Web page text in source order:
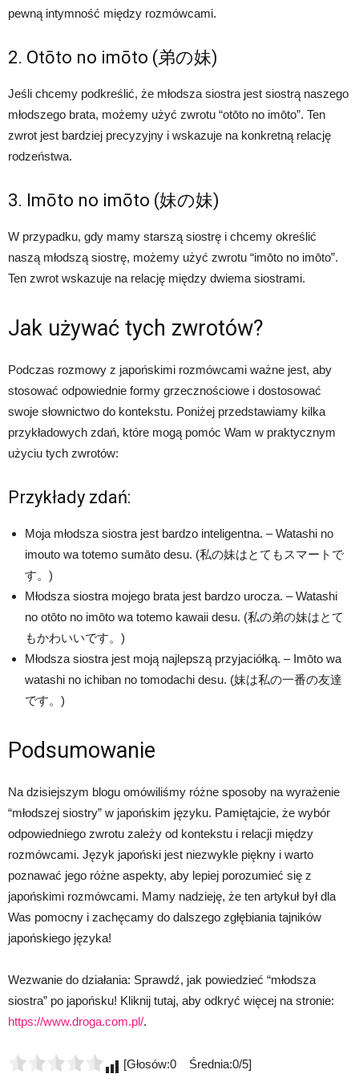
pewną intymność między rozmówcami.
2. Otōto no imōto (弟の妹)
Jeśli chcemy podkreślić, że młodsza siostra jest siostrą naszego
młodszego brata, możemy użyć zwrotu “otōto no imōto”. Ten
zwrot jest bardziej precyzyjny i wskazuje na konkretną relację
rodzeństwa.
3. Imōto no imōto (妹の妹)
W przypadku, gdy mamy starszą siostrę i chcemy określić
naszą młodszą siostrę, możemy użyć zwrotu “imōto no imōto”.
Ten zwrot wskazuje na relację między dwiema siostrami.
Jak używać tych zwrotów?
Podczas rozmowy z japońskimi rozmówcami ważne jest, aby
stosować odpowiednie formy grzecznościowe i dostosować
swoje słownictwo do kontekstu. Poniżej przedstawiamy kilka
przykładowych zdań, które mogą pomóc Wam w praktycznym
użyciu tych zwrotów:
Przykłady zdań:
Moja młodsza siostra jest bardzo inteligentna. – Watashi no
imouto wa totemo sumāto desu. (私の妹はとてもスマートで
す。)
Młodsza siostra mojego brata jest bardzo urocza. – Watashi
no otōto no imōto wa totemo kawaii desu. (私の弟の妹はとて
もかわいいです。)
Młodsza siostra jest moją najlepszą przyjaciółką. – Imōto wa
watashi no ichiban no tomodachi desu. (妹は私の一番の友達
です。)
Podsumowanie
Na dzisiejszym blogu omówiliśmy różne sposoby na wyrażenie
“młodszej siostry” w japońskim języku. Pamiętajcie, że wybór
odpowiedniego zwrotu zależy od kontekstu i relacji między
rozmówcami. Język japoński jest niezwykle piękny i warto
poznawać jego różne aspekty, aby lepiej porozumieć się z
japońskimi rozmówcami. Mamy nadzieję, że ten artykuł był dla
Was pomocny i zachęcamy do dalszego zgłębiania tajników
japońskiego języka!
Wezwanie do działania: Sprawdź, jak powiedzieć “młodsza
siostra” po japońsku! Kliknij tutaj, aby odkryć więcej na stronie:
https://www.droga.com.pl/.
[Głosów:0 Średnia:0/5]